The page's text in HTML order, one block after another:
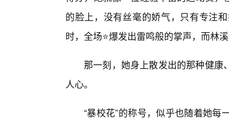
的脸上，没有丝毫的娇气，只有专注
时，全场⭐爆发出雷鸣般的掌声，而林
那一刻，她身上散发出的那种健
人心。
“暴校花”的称号，似乎也随着她